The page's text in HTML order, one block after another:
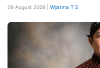
09 August 2026 | Wijatma T S